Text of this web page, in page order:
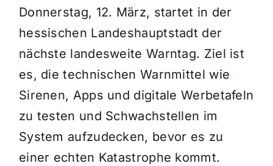
Donnerstag, 12. März, startet in der
hessischen Landeshauptstadt der
nächste landesweite Warntag. Ziel ist
es, die technischen Warnmittel wie
Sirenen, Apps und digitale Werbetafeln
zu testen und Schwachstellen im
System aufzudecken, bevor es zu
einer echten Katastrophe kommt.